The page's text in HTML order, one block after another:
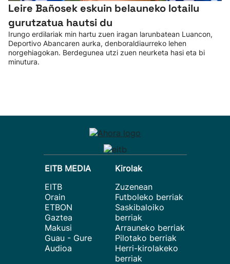
Leire Bañosek eskuin belauneko lotailu
gurutzatua hautsi du
Irungo erdilariak min hartu zuen iragan larunbatean Luancon,
Deportivo Abancaren aurka, denboraldiaurreko lehen
norgehiagokan. Berdegunea utzi zuen neurketa hasi eta bi
minutura.
EITB MEDIA
EITB
Orain
ETBON
Gaztea
Makusi
Guau - Gure
Audioa
Kirolak
Zuzenean
Futboleko berriak
Saskibaloiko
berriak
Arrauneko berriak
Pilotako berriak
Herri-kirolakeko
berriak